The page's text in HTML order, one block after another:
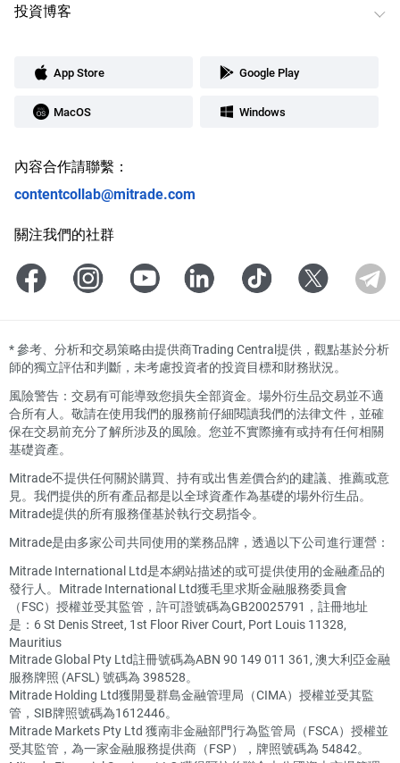
投資博客
App Store Google Play
MacOS Windows
內容合作請聯繫：
contentcollab@mitrade.com
關注我們的社群
*參考、分析和交易策略由提供商Trading Central提供，觀點基於分析
師的獨立評估和判斷，未考慮投資者的投資目標和財務狀況。
風險警告：交易有可能導致您損失全部資金。場外衍生品交易並不適
合所有人。敬請在使用我們的服務前仔細閱讀我們的法律文件，並確
保在交易前充分了解所涉及的風險。您並不實際擁有或持有任何相關
基礎資產。
Mitrade不提供任何關於購買、持有或出售差價合約的建議、推薦或意
見。我們提供的所有產品都是以全球資產作為基礎的場外衍生品。
Mitrade提供的所有服務僅基於執行交易指令。
Mitrade是由多家公司共同使用的業務品牌，透過以下公司進行運營：
Mitrade International Ltd是本網站描述的或可提供使用的金融產品的
發行人。Mitrade International Ltd獲毛里求斯金融服務委員會
（FSC）授權並受其監管，許可證號碼為GB20025791，註冊地址
是：6 St Denis Street, 1st Floor River Court, Port Louis 11328,
Mauritius
Mitrade Global Pty Ltd註冊號碼為ABN 90 149 011 361, 澳大利亞金融
服務牌照 (AFSL) 號碼為 398528。
Mitrade Holding Ltd獲開曼群島金融管理局（CIMA）授權並受其監
管，SIB牌照號碼為1612446。
Mitrade Markets Pty Ltd 獲南非金融部門行為監管局（FSCA）授權並
受其監管，為一家金融服務提供商（FSP），牌照號碼為 54842。